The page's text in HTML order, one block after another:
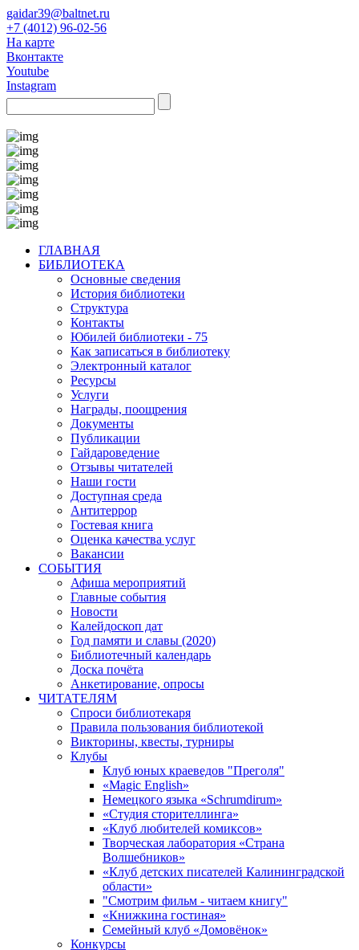
gaidar39@baltnet.ru
+7 (4012) 96-02-56
На карте
Вконтакте
Youtube
Instagram
ГЛАВНАЯ
БИБЛИОТЕКА
Основные сведения
История библиотеки
Структура
Контакты
Юбилей библиотеки - 75
Как записаться в библиотеку
Электронный каталог
Ресурсы
Услуги
Награды, поощрения
Документы
Публикации
Гайдароведение
Отзывы читателей
Наши гости
Доступная среда
Антитеррор
Гостевая книга
Оценка качества услуг
Вакансии
СОБЫТИЯ
Афиша мероприятий
Главные события
Новости
Калейдоскоп дат
Год памяти и славы (2020)
Библиотечный календарь
Доска почёта
Анкетирование, опросы
ЧИТАТЕЛЯМ
Спроси библиотекаря
Правила пользования библиотекой
Викторины, квесты, турниры
Клубы
Клуб юных краеведов "Преголя"
«Magic English»
Немецкого языка «Schrumdirum»
«Студия сторителлинга»
«Клуб любителей комиксов»
Творческая лаборатория «Страна
Волшебников»
«Клуб детских писателей Калининградской
области»
"Смотрим фильм - читаем книгу"
«Книжкина гостиная»
Семейный клуб «Домовёнок»
Конкурсы